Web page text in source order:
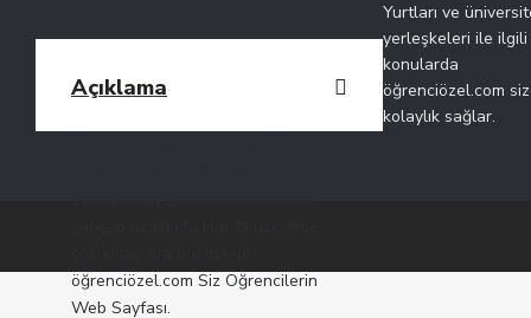
Açıklama
öğrenciözel.com Siz Öğrencilerin
Web Sayfası.
Yurtları ve
yerleşkeleri ile ilgili
konularda
öğrenciözel.com
kolaylık sağlar.